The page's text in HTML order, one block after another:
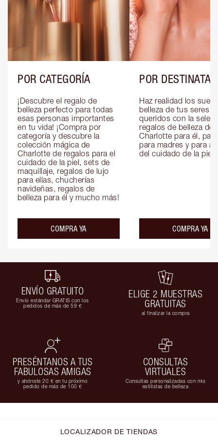
POR CATEGORÍA
¡Descubre el regalo de
belleza perfecto para todas
esas personas importantes
en tu vida! ¡Compra por
categoría y descubre la
colección mágica de
Charlotte de regalos para el
cuidado de la piel, sets de
maquillaje, regalos de lujo
para ellas, chucherías
navideñas, regalos de
belleza para él y mucho más!
COMPRA YA
POR
Haz realidad los
belleza de tus seres
queridos con la
regalos de belleza de
Charlotte para él,
para madres y para
del cuidado de la piel.
COMPRA YA
ENVÍO GRATUITO
Envío estándar GRATIS con los
pedidos de más de 59 €
ELIGE 2 MUESTRAS
GRATUITAS
al finalizar la compra
PRESÉNTANOS A TUS
FABULOSAS AMIGAS
y ahórrate 20 € en tu próximo
pedido de más de 100 €
CONSULTAS
VIRTUALES
Consultas personalizadas con mis
estilistas de belleza
LOCALIZADOR DE TIENDAS